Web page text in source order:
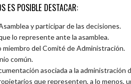
ES POSIBLE DESTACAR:
y participar de las decisiones.
lo represente ante la asamblea.
miembro del Comité de Administración.
común.
asociada a la administración
que representen, a lo menos,